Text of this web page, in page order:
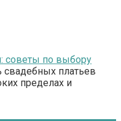
советы по выбору
свадебных платьев
пределах и